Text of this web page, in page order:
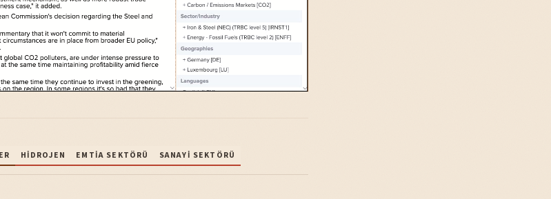
HIDROJEN EMTIA SEKTÖRÜ SANAYI SEKTÖRÜ